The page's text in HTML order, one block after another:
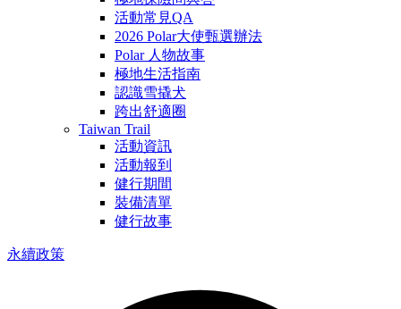
活動常見QA
2026 Polar大使甄選辦法
Polar 人物故事
極地生活指南
認識雪撬犬
跨出舒適圈
Taiwan Trail
活動資訊
活動報到
健行期間
裝備清單
健行故事
永續政策